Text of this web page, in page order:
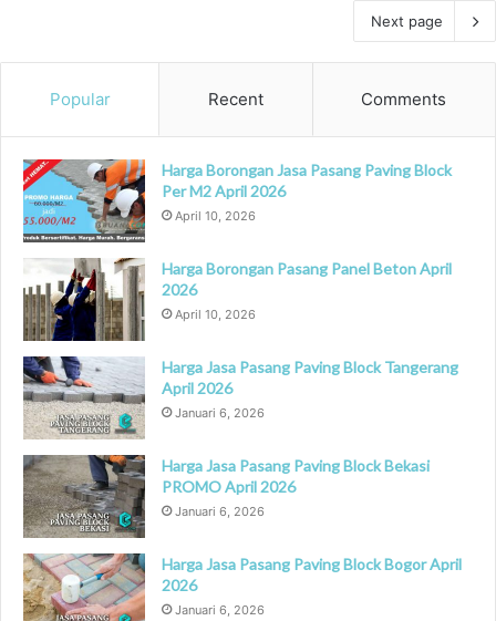
Next page
Popular Recent Comments
Harga Borongan Jasa Pasang Paving Block
Per M2 April 2026
April 10, 2026
Harga Borongan Pasang Panel Beton April
2026
April 10, 2026
Harga Jasa Pasang Paving Block Tangerang
April 2026
Januari 6, 2026
Harga Jasa Pasang Paving Block Bekasi
PROMO April 2026
Januari 6, 2026
Harga Jasa Pasang Paving Block Bogor April
2026
Januari 6, 2026